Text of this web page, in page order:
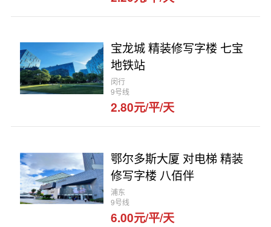
宝龙城 精装修写字楼 七宝
地铁站
闵行
9号线
2.80元/平/天
鄂尔多斯大厦 对电梯 精装
修写字楼 八佰伴
浦东
9号线
6.00元/平/天